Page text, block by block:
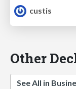
custis
Other
See All in